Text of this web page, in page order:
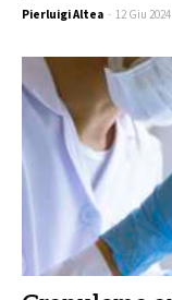
Pierluigi Altea - 12 Giu 2024